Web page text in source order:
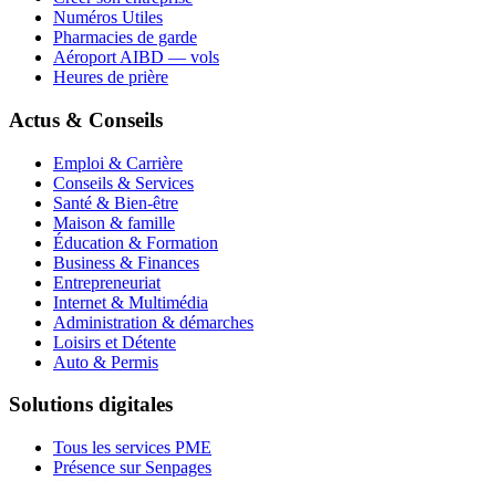
Numéros Utiles
Pharmacies de garde
Aéroport AIBD — vols
Heures de prière
Actus & Conseils
Emploi & Carrière
Conseils & Services
Santé & Bien-être
Maison & famille
Éducation & Formation
Business & Finances
Entrepreneuriat
Internet & Multimédia
Administration & démarches
Loisirs et Détente
Auto & Permis
Solutions digitales
Tous les services PME
Présence sur Senpages